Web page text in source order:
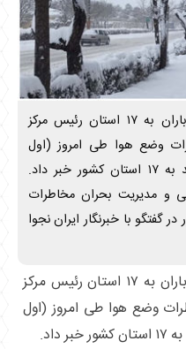
ورود سامانه بارشی جدید برف و باران به ۱۷‌ استان رئیس مرکز
وضع هوا طی امروز (اول
بهمن) از ورود سامانه بارشی جدید به ۱۷ استان‌ کشور خبر داد.
و مدیریت بحران مخاطرات
با خبرنگار ایران نجوا
ورود سامانه بارشی جدید برف و باران به ۱۷‌ استان رئیس مرکز
وضع هوا طی امروز (اول